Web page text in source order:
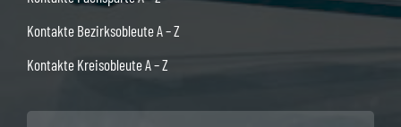
Kontakte Bezirksobleute A – Z
Kontakte Kreisobleute A – Z